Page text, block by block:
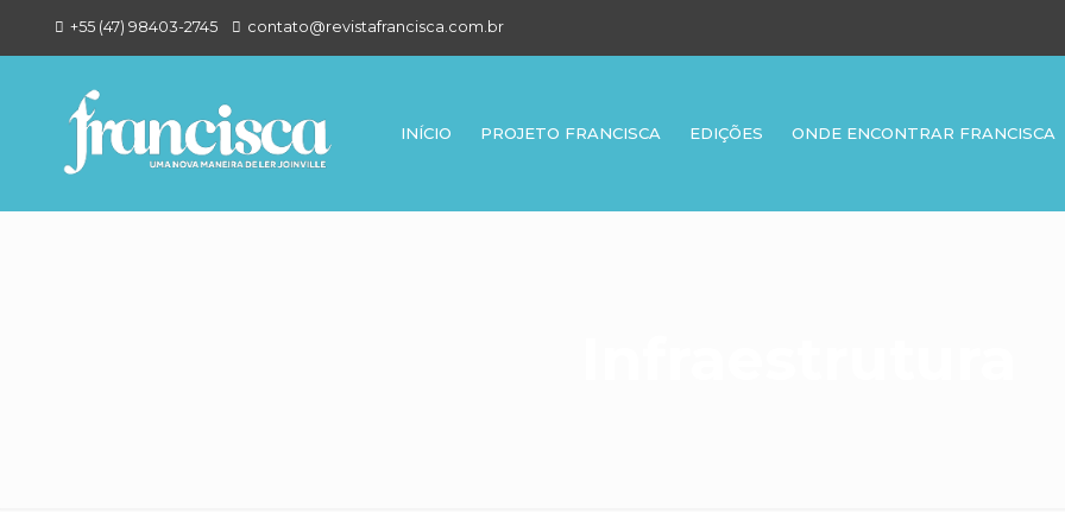
+55 (47) 98403-2745 contato@revistafrancisca.com.br
INÍCIO PROJETO FRANCISCA EDIÇÕES ONDE ENCONTRAR FRANCISCA